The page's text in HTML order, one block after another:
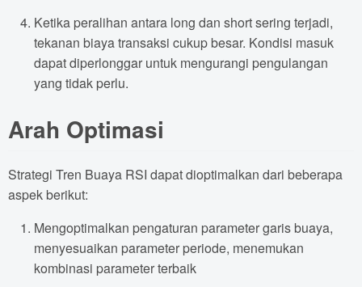
Ketika peralihan antara long dan short sering terjadi,
tekanan biaya transaksi cukup besar. Kondisi masuk
dapat diperlonggar untuk mengurangi pengulangan
yang tidak perlu.
Arah Optimasi
Strategi Tren Buaya RSI dapat dioptimalkan dari beberapa
aspek berikut:
Mengoptimalkan pengaturan parameter garis buaya,
menyesuaikan parameter periode, menemukan
kombinasi parameter terbaik